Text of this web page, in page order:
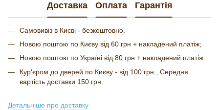
Доставка Оплата Гарантія
Самовивіз в Києві - безкоштовно.
Новою поштою по Києву від 60 грн + накладений платіж;
Новою поштою по Україні від 80 грн + накладений платіж
Кур'єром до дверей по Києву - від 100 грн., Середня
вартість доставки 150 грн.
Детальніше про доставку